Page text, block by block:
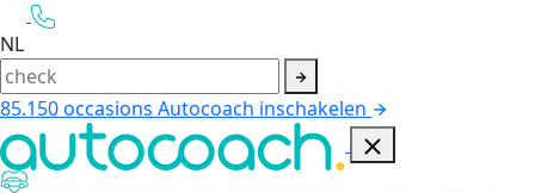
NL
85.150occasions Autocoach inschakelen